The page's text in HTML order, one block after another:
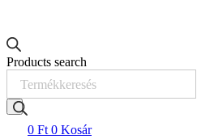
Products search
0 Ft 0 Kosár